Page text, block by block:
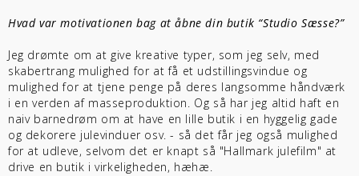
Hvad var motivationen bag at åbne din butik “Studio Sæsse?”
Jeg drømte om at give kreative typer, som jeg selv, med
skabertrang mulighed for at få et udstillingsvindue og
mulighed for at tjene penge på deres langsomme håndværk
i en verden af masseproduktion. Og så har jeg altid haft en
naiv barnedrøm om at have en lille butik i en hyggelig gade
og dekorere julevinduer osv. - så det får jeg også mulighed
for at udleve, selvom det er knapt så "Hallmark julefilm" at
drive en butik i virkeligheden, hæhæ.